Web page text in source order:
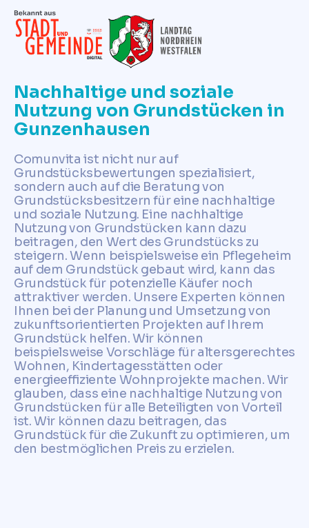
Nachhaltige und soziale
Nutzung von Grundstücken in
Gunzenhausen
Comunvita ist nicht nur auf
Grundstücksbewertungen spezialisiert,
sondern auch auf die Beratung von
Grundstücksbesitzern für eine nachhaltige
und soziale Nutzung. Eine nachhaltige
Nutzung von Grundstücken kann dazu
beitragen, den Wert des Grundstücks zu
steigern. Wenn beispielsweise ein Pflegeheim
auf dem Grundstück gebaut wird, kann das
Grundstück für potenzielle Käufer noch
attraktiver werden. Unsere Experten können
Ihnen bei der Planung und Umsetzung von
zukunftsorientierten Projekten auf Ihrem
Grundstück helfen. Wir können
beispielsweise Vorschläge für altersgerechtes
Wohnen, Kindertagesstätten oder
energieeffiziente Wohnprojekte machen. Wir
glauben, dass eine nachhaltige Nutzung von
Grundstücken für alle Beteiligten von Vorteil
ist. Wir können dazu beitragen, das
Grundstück für die Zukunft zu optimieren, um
den bestmöglichen Preis zu erzielen.